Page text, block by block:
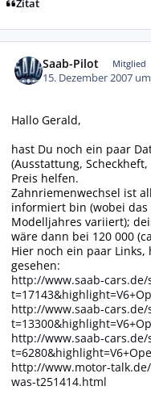
Zitat
Saab-Pilot Mitglied
15. Dezember 2007
Hallo Gerald,
hast Du noch ein paar
(Ausstattung,
Preis helfen.
Zahnriemenwechsel ist
informiert bin (wobei
Modelljahres variiert);
wäre dann bei 120 000
Hier noch ein paar
gesehen:
http://www.saab-
http://www.saab-
http://www.saab-
http://www.motor-
was-t251414.html